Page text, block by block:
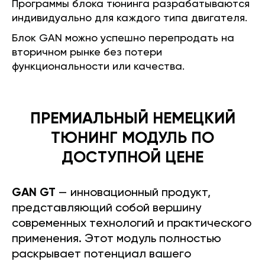
Программы блока тюнинга разрабатываются
индивидуально для каждого типа двигателя.
Блок GAN можно успешно перепродать на
вторичном рынке без потери
функциональности или качества.
ПРЕМИАЛЬНЫЙ НЕМЕЦКИЙ
ТЮНИНГ МОДУЛЬ ПО
ДОСТУПНОЙ ЦЕНЕ
GAN GT — инновационный продукт,
представляющий собой вершину
современных технологий и практического
применения. Этот модуль полностью
раскрывает потенциал вашего